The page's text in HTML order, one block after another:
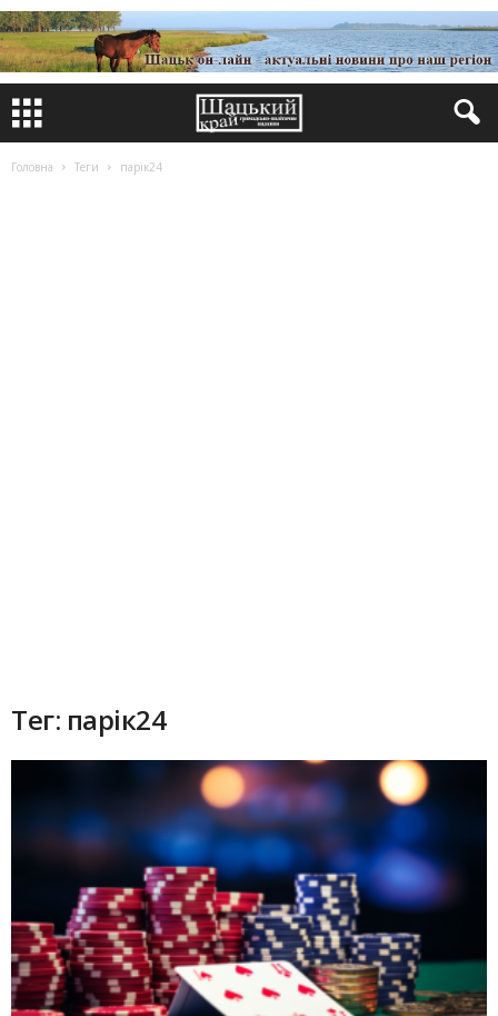
Головна Теги парік24
Тег: парік24